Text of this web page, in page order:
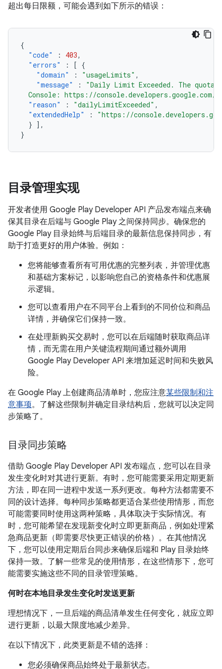
超出每日限额，可能会遇到如下所示的错误：
{
"code"
: 403,
"errors"
: [ {
"domain"
: "usageLimits" ,
"message"
:
"Daily Limit Exceeded. The
Console: https://
"reason"
: "dailyLimitExceeded" ,
"extendedHelp"
:
"https://
} ],
}
目录管理实现
开发者使用 Google Play Developer API 产品发布端点来确
保其目录在后端与 Google Play 之间保持同步。确保您的
Google Play 目录始终与后端目录的最新信息保持同步，有
助于打造更好的用户体验。例如：
您将能够查看所有可用优惠的完整列表，并管理优惠
和基础方案标记，以影响您自己的资格条件和优惠展
示逻辑。
您可以查看用户在不同平台上看到的不同价位和商品
详情，并确保它们保持一致。
在处理新购买交易时，您可以在后端随时获取商品详
情，而无需在用户关键流程期间通过额外调用
Google Play Developer API 来增加延迟时间和失败风
险。
在 Google Play 上创建商品清单时，您应注意某些限制和注
意事项。了解这些限制并确定目录结构后，您就可以决定同
步策略了。
目录同步策略
借助 Google Play Developer API 发布端点，您可以在目录
发生变化时对其进行更新。有时，您可能需要采用定期更新
方法，即在同一进程中发送一系列更改。每种方法都需要不
同的设计选择。每种同步策略都更适合某些使用情形，而您
可能需要同时使用这两种策略，具体取决于实际情况。有
时，您可能希望在发现新变化时立即更新商品，例如处理紧
急商品更新（即需要尽快更正错误的价格）。在其他情况
下，您可以使用定期后台同步来确保后端和 Play 目录始终
保持一致。了解一些常见的使用情形，在这些情形下，您可
能需要实施这些不同的目录管理策略。
何时在本地目录发生变化时发送更新
理想情况下，一旦后端的商品清单发生任何变化，就应立即
进行更新，以最大限度地减少差异。
在以下情况下，此类更新是不错的选择：
您必须确保商品始终处于最新状态。